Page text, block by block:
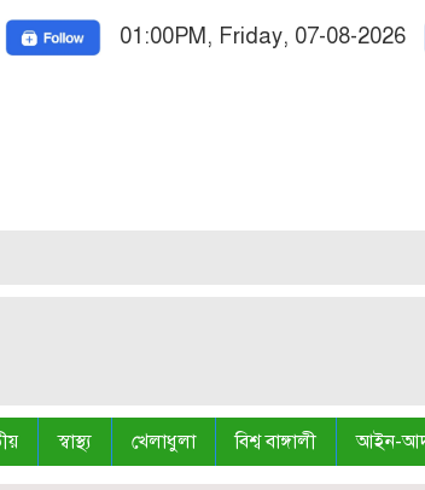
01:00PM, Friday, 07-08-2026
স্বাস্থ্য খেলাধুলা বিশ্ব বাঙ্গালী আইন-